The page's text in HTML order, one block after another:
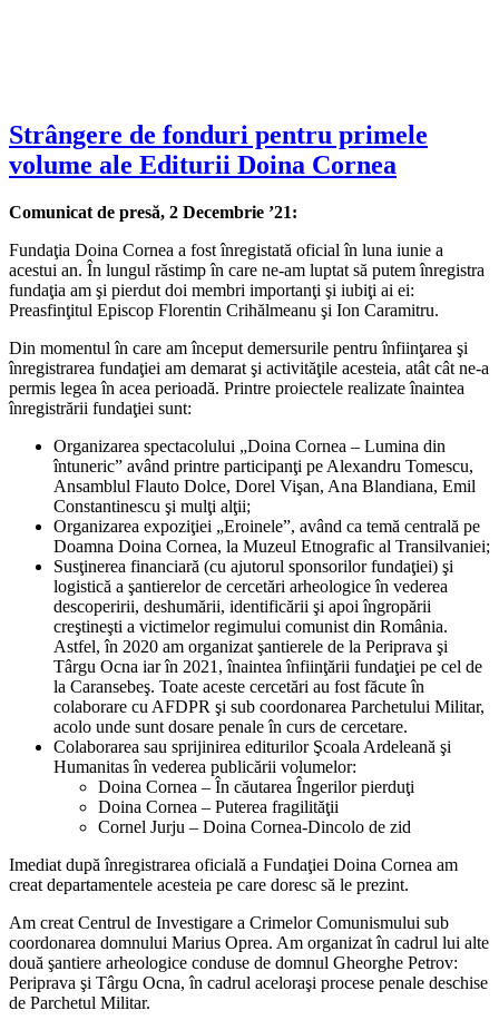
Strângere de fonduri pentru primele
volume ale Editurii Doina Cornea
Comunicat de presă, 2 Decembrie ’21:
Fundaţia Doina Cornea a fost înregistată oficial în luna iunie a
acestui an. În lungul răstimp în care ne-am luptat să putem înregistra
fundaţia am şi pierdut doi membri importanţi şi iubiţi ai ei:
Preasfinţitul Episcop Florentin Crihălmeanu şi Ion Caramitru.
Din momentul în care am început demersurile pentru înfiinţarea şi
înregistrarea fundaţiei am demarat şi activităţile acesteia, atât cât ne-a
permis legea în acea perioadă. Printre proiectele realizate înaintea
înregistrării fundaţiei sunt:
Organizarea spectacolului „Doina Cornea – Lumina din
întunericˮ având printre participanţi pe Alexandru Tomescu,
Ansamblul Flauto Dolce, Dorel Vişan, Ana Blandiana, Emil
Constantinescu şi mulţi alţii;
Organizarea expoziţiei „Eroineleˮ, având ca temă centrală pe
Doamna Doina Cornea, la Muzeul Etnografic al Transilvaniei;
Susţinerea financiară (cu ajutorul sponsorilor fundaţiei) şi
logistică a şantierelor de cercetări arheologice în vederea
descoperirii, deshumării, identificării şi apoi îngropării
creştineşti a victimelor regimului comunist din România.
Astfel, în 2020 am organizat şantierele de la Periprava şi
Târgu Ocna iar în 2021, înaintea înfiinţării fundaţiei pe cel de
la Caransebeş. Toate aceste cercetări au fost făcute în
colaborare cu AFDPR şi sub coordonarea Parchetului Militar,
acolo unde sunt dosare penale în curs de cercetare.
Colaborarea sau sprijinirea editurilor Şcoala Ardeleană şi
Humanitas în vederea publicării volumelor:
Doina Cornea – În căutarea Îngerilor pierduţi
Doina Cornea – Puterea fragilităţii
Cornel Jurju – Doina Cornea-Dincolo de zid
Imediat după înregistrarea oficială a Fundaţiei Doina Cornea am
creat departamentele acesteia pe care doresc să le prezint.
Am creat Centrul de Investigare a Crimelor Comunismului sub
coordonarea domnului Marius Oprea. Am organizat în cadrul lui alte
două şantiere arheologice conduse de domnul Gheorghe Petrov:
Periprava şi Târgu Ocna, în cadrul aceloraşi procese penale deschise
de Parchetul Militar.